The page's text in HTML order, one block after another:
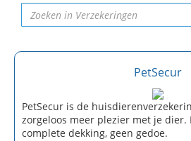
PetSecur
PetSecur is de
zorgeloos meer plezier met je dier.
complete dekking, geen gedoe.